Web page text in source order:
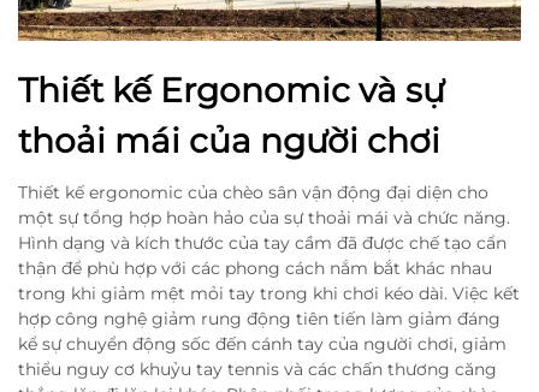
Thiết kế Ergonomic và sự
thoải mái của người chơi
Thiết kế ergonomic của chèo sân vận động đại diện cho
một sự tổng hợp hoàn hảo của sự thoải mái và chức năng.
Hình dạng và kích thước của tay cầm đã được chế tạo cẩn
thận để phù hợp với các phong cách nắm bắt khác nhau
trong khi giảm mệt mỏi tay trong khi chơi kéo dài. Việc kết
hợp công nghệ giảm rung động tiên tiến làm giảm đáng
kể sự chuyển động sốc đến cánh tay của người chơi, giảm
thiểu nguy cơ khuỷu tay tennis và các chấn thương căng